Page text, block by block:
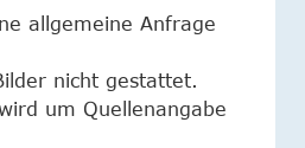
allgemeine Anfrage
nicht gestattet.
um Quellenangabe